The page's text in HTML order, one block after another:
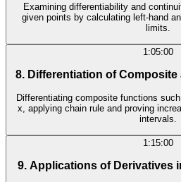
Examining differentiability and
given points by calculating left-hand
limits.
1:05:00
8. Differentiation of
Differentiating composite functions
x, applying chain rule and proving
intervals.
1:15:00
9. Applications of Derivatives